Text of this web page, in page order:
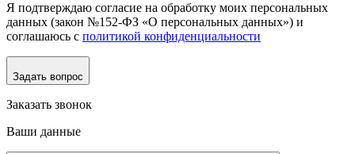
Я подтверждаю согласие на обработку моих персональных
данных (закон №152-ФЗ «О персональных данных») и
соглашаюсь с политикой конфиденциальности
Задать вопрос
Заказать звонок
Ваши данные